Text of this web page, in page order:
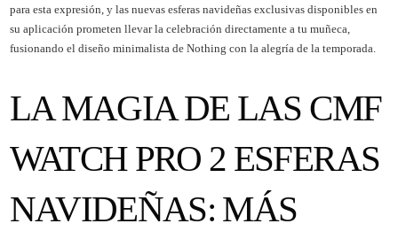
para esta expresión, y las nuevas esferas navideñas exclusivas disponibles en
su aplicación prometen llevar la celebración directamente a tu muñeca,
fusionando el diseño minimalista de Nothing con la alegría de la temporada.
LA MAGIA DE LAS CMF
WATCH PRO 2 ESFERAS
NAVIDEÑAS: MÁS